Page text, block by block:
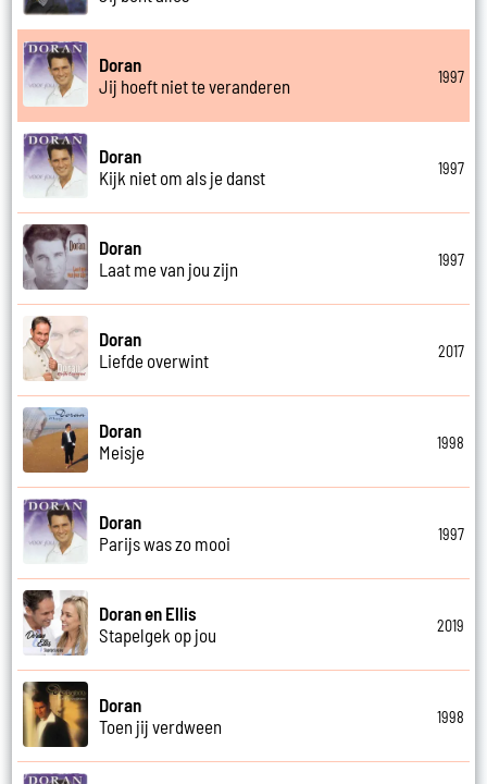
Doran
Jij hoeft niet te veranderen
1997
Doran
Kijk niet om als je danst
1997
Doran
Laat me van jou zijn
1997
Doran
Liefde overwint
2017
Doran
Meisje
1998
Doran
Parijs was zo mooi
1997
Doran en Ellis
Stapelgek op jou
2019
Doran
Toen jij verdween
1998